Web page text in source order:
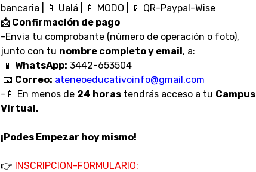
bancaria | 📱 Ualá | 📱 MODO | 📱 QR-Paypal-Wise
📩 Confirmación de pago
-Envia tu comprobante (número de operación o foto),
junto con tu nombre completo y email, a:
📱 WhatsApp: 3442-653504
📧 Correo: ateneoeducativoinfo@gmail.com
-📱 En menos de 24 horas tendrás acceso a tu Campus
Virtual.
¡Podes Empezar hoy mismo!
👉 INSCRIPCION-FORMULARIO: